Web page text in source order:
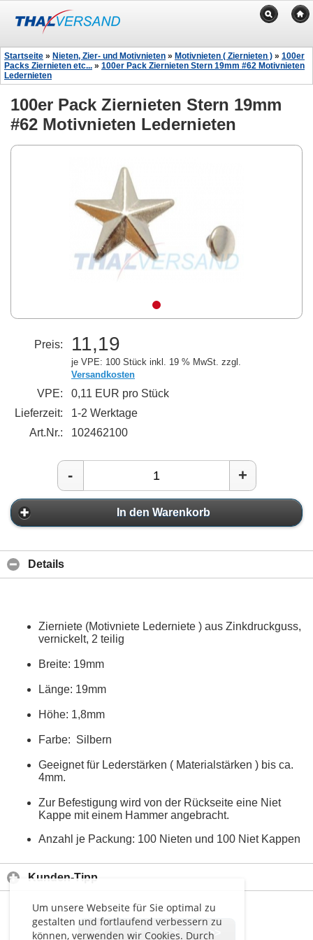
Um unsere Webseite für Sie optimal zu
gestalten und fortlaufend verbessern zu
können, verwenden wir Cookies. Durch
Startseite » Nieten, Zier- und Motivnieten » Motivnieten ( Ziernieten ) » 100er
Packs Ziernieten etc... » 100er Pack Ziernieten Stern 19mm #62 Motivnieten
Ledernieten
100er Pack Ziernieten Stern 19mm
#62 Motivnieten Ledernieten
Preis: 11,19
je VPE: 100 Stück inkl. 19 % MwSt. zzgl.
Versandkosten
VPE:
0,11 EUR pro Stück
Lieferzeit:
1-2 Werktage
Art.Nr.:
102462100
- +
In den Warenkorb
Details
Zierniete (Motivniete Lederniete ) aus Zinkdruckguss,
vernickelt, 2 teilig
Breite: 19mm
Länge: 19mm
Höhe: 1,8mm
Farbe: Silbern
Geeignet für Lederstärken ( Materialstärken ) bis ca.
4mm.
Zur Befestigung wird von der Rückseite eine Niet
Kappe mit einem Hammer angebracht.
Anzahl je Packung: 100 Nieten und 100 Niet Kappen
Kunden-Tipp
<< < > >>